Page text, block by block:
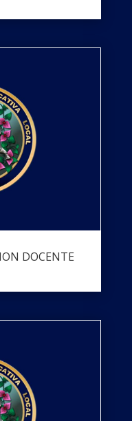
DOCENTE